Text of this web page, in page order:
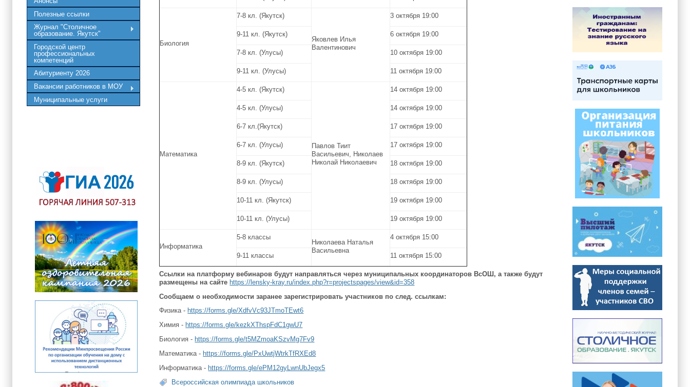
Полезные ссылки
Журнал "Столичное
образование. Якутск"
Городской центр
профессиональных
компетенций
Абитуриенту 2026
Вакансии работников в МОУ
Муниципальные услуги
Биология
7-8 кл. (Якутск)
Яковлев Илья
Валентинович
3 октября 19:00
9-11 кл. (Якутск) 6 октября 19:00
7-8 кл. (Улусы) 10 октября 19:00
9-11 кл. (Улусы) 11 октября 19:00
Математика
4-5 кл. (Якутск)
Павлов Тиит
Васильевич, Николаев
Николай Николаевич
14 октября 19:00
4-5 кл. (Улусы) 14 октября 19:00
6-7 кл.(Якутск) 17 октября 19:00
6-7 кл. (Улусы) 17 октября 19:00
8-9 кл. (Якутск) 18 октября 19:00
8-9 кл. (Улусы) 18 октября 19:00
10-11 кл. (Якутск) 19 октября 19:00
10-11 кл. (Улусы) 19 октября 19:00
Информатика
5-8 классы
Николаева Наталья
Васильевна
4 октября 15:00
9-11 классы 11 октября 15:00
Ссылки на платформу вебинаров будут направляться через муниципальных координаторов ВсОШ, а также будут
размещены на сайте https://lensky-kray.ru/index.php?r=projectspages/view&id=358
Сообщаем о необходимости заранее зарегистрировать участников по след. ссылкам:
Физика - https://forms.gle/XdfvVc93JTmoTEwt6
Химия - https://forms.gle/kezkXThspFdC1gwU7
Биология - https://forms.gle/t5MZmoaKSzvMg7Fv9
Математика - https://forms.gle/PxUwtjWtrkTfRXEd8
Информатика - https://forms.gle/ePM12gyLwnUbJegx5
Всероссийская олимпиада школьников